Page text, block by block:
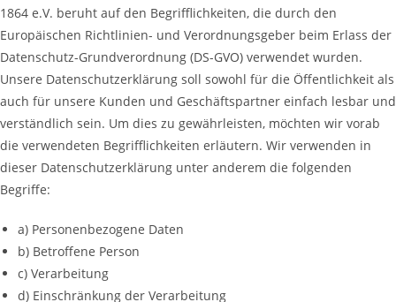
1864 e.V. beruht auf den Begrifflichkeiten, die durch den
Europäischen Richtlinien- und Verordnungsgeber beim Erlass der
Datenschutz-Grundverordnung (DS-GVO) verwendet wurden.
Unsere Datenschutzerklärung soll sowohl für die Öffentlichkeit als
auch für unsere Kunden und Geschäftspartner einfach lesbar und
verständlich sein. Um dies zu gewährleisten, möchten wir vorab
die verwendeten Begrifflichkeiten erläutern. Wir verwenden in
dieser Datenschutzerklärung unter anderem die folgenden
Begriffe:
a) Personenbezogene Daten
b) Betroffene Person
c) Verarbeitung
d) Einschränkung der Verarbeitung